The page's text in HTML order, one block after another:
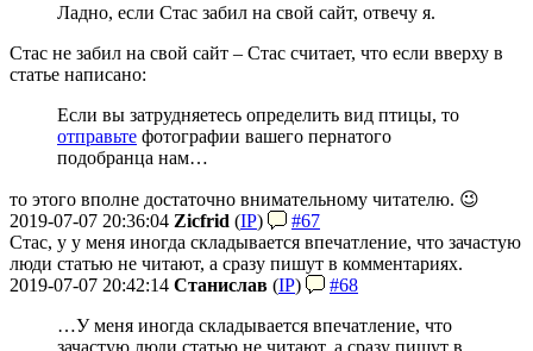
Ладно, если Стас забил на свой сайт, отвечу я.
Стас не забил на свой сайт – Стас считает, что если вверху в
статье написано:
Если вы затрудняетесь определить вид птицы, то
отправьте фотографии вашего пернатого
подобранца нам…
то этого вполне достаточно внимательному читателю. 😉
2019-07-07 20:36:04 Zicfrid (IP)
#67
Стас, у у меня иногда складывается впечатление, что зачастую
люди статью не читают, а сразу пишут в комментариях.
2019-07-07 20:42:14 Станислав (IP)
#68
…У меня иногда складывается впечатление, что
зачастую люди статью не читают, а сразу пишут в